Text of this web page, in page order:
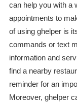
can help you with a
appointments to
of using ghelper is
commands or text
information and
find a nearby
reminder for an
Moreover, ghelper